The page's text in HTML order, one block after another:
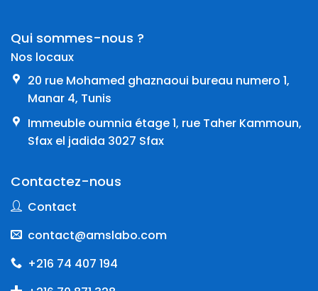
Qui sommes-nous ?
Nos locaux
20 rue Mohamed ghaznaoui bureau numero 1,
Manar 4, Tunis
Immeuble oumnia étage 1, rue Taher Kammoun,
Sfax el jadida 3027 Sfax
Contactez-nous
Contact
contact@amslabo.com
+216 74 407 194